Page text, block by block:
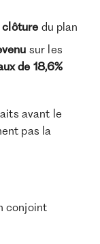
clôture du plan
sur les
de 18,6%
avant le
pas la
conjoint